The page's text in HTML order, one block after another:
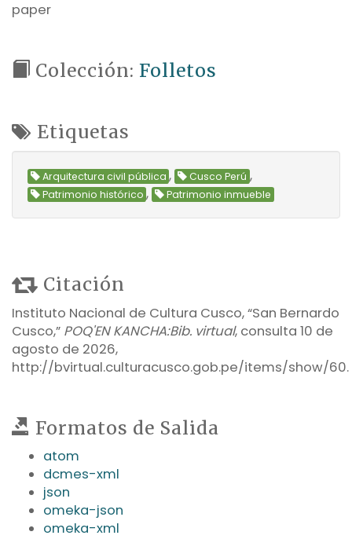
paper
Colección: Folletos
Etiquetas
Arquitectura civil pública , Cusco Perú ,
Patrimonio histórico , Patrimonio inmueble
Citación
Instituto Nacional de Cultura Cusco, “San Bernardo
Cusco,” POQ'EN KANCHA:Bib. virtual, consulta 10 de
agosto de 2026,
http://bvirtual.culturacusco.gob.pe/items/show/60.
Formatos de Salida
atom
dcmes-xml
json
omeka-json
omeka-xml